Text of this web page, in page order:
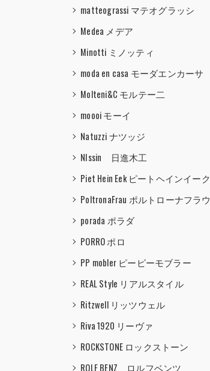
matteograssi マテオグラッシ
Medea メデア
Minotti ミノッティ
moda en casa モーダエンカーサ
Molteni&C モルテー二
moooi モーイ
Natuzzi ナツッジ
NIssin 日進木工
Piet Hein Eek ピートヘインイーク
PoltronaFrau ポルトローナフラウ
porada ポラダ
PORRO ポロ
PP mobler ピーピーモブラー
REAL Style リアルスタイル
Ritzwell リッツウェル
Riva 1920 リーヴァ
ROCKSTONE ロックストーン
ROLF BENZ ロルフベンツ